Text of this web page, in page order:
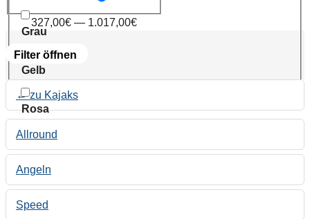
Grau
Gelb
Rosa
327,00€ — 1.017,00€
Filter öffnen
← zu Kajaks
Allround
Angeln
Speed